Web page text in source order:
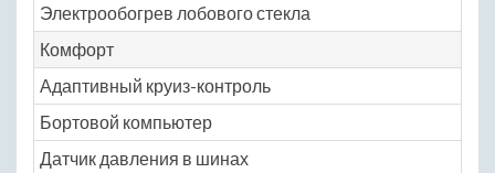
Электрообогрев лобового стекла
Комфорт
Адаптивный круиз-контроль
Бортовой компьютер
Датчик давления в шинах